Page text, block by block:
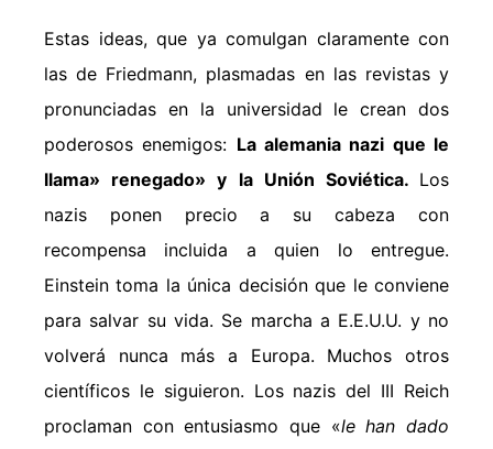
Estas ideas, que ya comulgan claramente con
las de Friedmann, plasmadas en las revistas y
pronunciadas en la universidad le crean dos
poderosos enemigos: La alemania nazi que le
llama» renegado» y la Unión Soviética. Los
nazis ponen precio a su cabeza con
recompensa incluida a quien lo entregue.
Einstein toma la única decisión que le conviene
para salvar su vida. Se marcha a E.E.U.U. y no
volverá nunca más a Europa. Muchos otros
científicos le siguieron. Los nazis del III Reich
proclaman con entusiasmo que «le han dado